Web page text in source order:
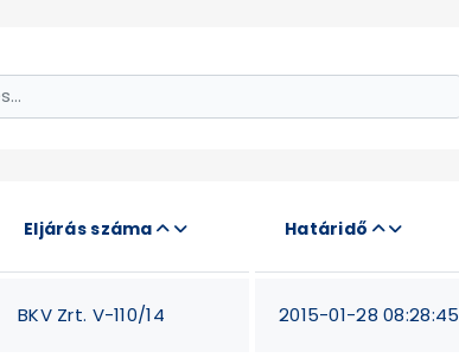
Eljárás száma Határidő
BKV Zrt. V-110/14 2015-01-28 08:28:45